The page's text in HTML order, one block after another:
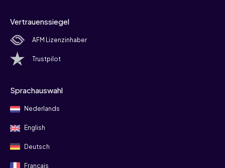
Vertrauenssiegel
AFM Lizenzinhaber
Trustpilot
Sprachauswahl
Nederlands
English
Deutsch
Français